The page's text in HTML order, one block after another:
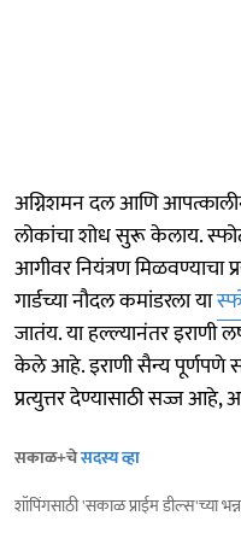
अग्निशमन दल आणि
लोकांचा शोध सुरू केलाय.
आगीवर नियंत्रण मिळवण्याचा
गार्डच्या नौदल कमांडरला या
जातंय. या हल्ल्यानंतर इराणी
केले आहे. इराणी सैन्य पूर्णपणे
प्रत्युत्तर देण्यासाठी सज्ज आहे,
सकाळ+चेसदस्य व्हा
शॉपिंगसाठी 'सकाळ प्राईम डील्स'च्या